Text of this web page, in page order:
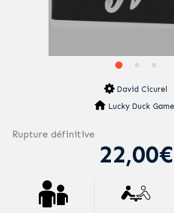
David Cicurel
Lucky Duck
Rupture définitive
22,00€